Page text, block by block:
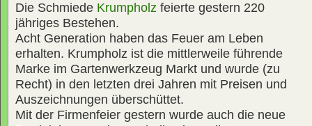
Die Schmiede Krumpholz feierte gestern 220
jähriges Bestehen.
Acht Generation haben das Feuer am Leben
erhalten. Krumpholz ist die mittlerweile führende
Marke im Gartenwerkzeug Markt und wurde (zu
Recht) in den letzten drei Jahren mit Preisen und
Auszeichnungen überschüttet.
Mit der Firmenfeier gestern wurde auch die neue